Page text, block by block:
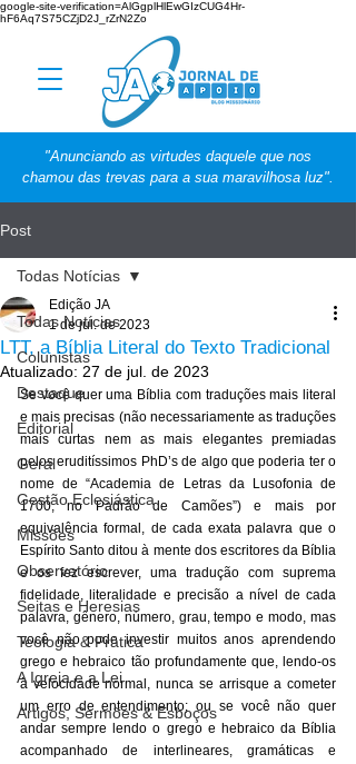
google-site-verification=AlGgplHlEwGIzCUG4Hr-
hF6Aq7S75CZjD2J_rZrN2Zo
"Anunciando as virtudes daquele que nos
chamou das trevas para a sua maravilhosa luz".
Post
Todas Notícias
Colunistas
Destaque
Editorial
Geral
Gestão Eclesiástica
Missões
Observatório
Seitas e Heresias
Teologia & Prática
A Igreja e a Lei
Artigos, Sermões & Esboços
Todas Notícias
LTT, a Bíblia Literal do Texto Tradicional
Edição JA
1 de jul. de 2023
Atualizado: 27 de jul. de 2023
Se você quer uma Bíblia com traduções mais literal
e mais precisas (não necessariamente as traduções
mais curtas nem as mais elegantes premiadas
pelos eruditíssimos PhD’s de algo que poderia ter o
nome de “Academia de Letras da Lusofonia de
1700, no Padrão de Camões”) e mais por
equivalência formal, de cada exata palavra que o
Espírito Santo ditou à mente dos escritores da Bíblia
e os fez escrever, uma tradução com suprema
fidelidade, literalidade e precisão a nível de cada
palavra, gênero, número, grau, tempo e modo, mas
você não pode investir muitos anos aprendendo
grego e hebraico tão profundamente que, lendo-os
à velocidade normal, nunca se arrisque a cometer
um erro de entendimento; ou se você não quer
andar sempre lendo o grego e hebraico da Bíblia
acompanhado de interlineares, gramáticas e